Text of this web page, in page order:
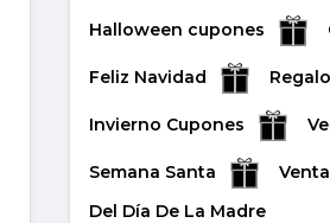
Halloween cupones
Feliz Navidad
Invierno Cupones
Semana Santa
Del Día De La Madre